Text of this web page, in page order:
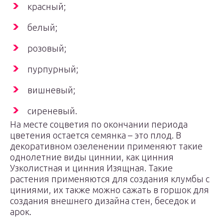
красный;
белый;
розовый;
пурпурный;
вишневый;
сиреневый.
На месте соцветия по окончании периода
цветения остается семянка – это плод. В
декоративном озеленении применяют такие
однолетние виды циннии, как цинния
Узколистная и цинния Изящная. Такие
растения применяются для создания клумбы с
циниями, их также можно сажать в горшок для
создания внешнего дизайна стен, беседок и
арок.